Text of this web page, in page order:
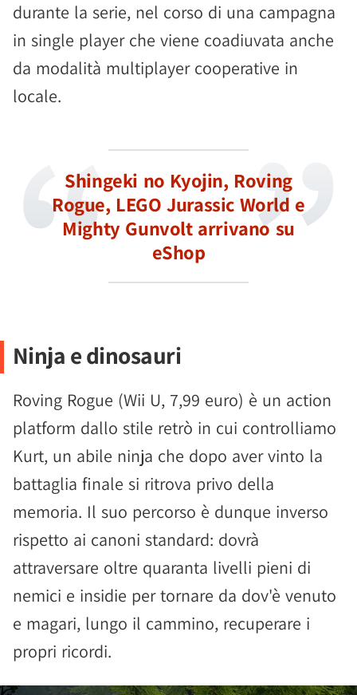
durante la serie, nel corso di una campagna
in single player che viene coadiuvata anche
da modalità multiplayer cooperative in
locale.
Shingeki no Kyojin, Roving
Rogue, LEGO Jurassic World e
Mighty Gunvolt arrivano su
eShop
Ninja e dinosauri
Roving Rogue (Wii U, 7,99 euro) è un action
platform dallo stile retrò in cui controlliamo
Kurt, un abile ninja che dopo aver vinto la
battaglia finale si ritrova privo della
memoria. Il suo percorso è dunque inverso
rispetto ai canoni standard: dovrà
attraversare oltre quaranta livelli pieni di
nemici e insidie per tornare da dov'è venuto
e magari, lungo il cammino, recuperare i
propri ricordi.